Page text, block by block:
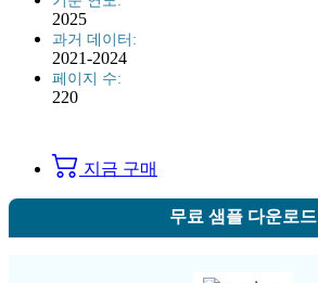
2025
과거 데이터:
2021-2024
페이지 수:
220
지금 구매
무료 샘플 다운로드